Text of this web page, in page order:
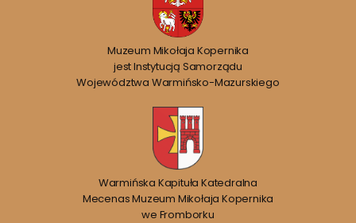
Muzeum Mikołaja Kopernika
jest Instytucją Samorządu
Województwa Warmińsko-Mazurskiego
Warmińska Kapituła Katedralna
Mecenas Muzeum Mikołaja Kopernika
we Fromborku